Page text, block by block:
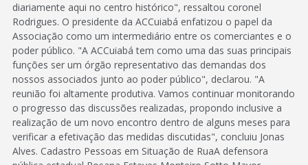
diariamente aqui no centro histórico", ressaltou coronel
Rodrigues. O presidente da ACCuiabá enfatizou o papel da
Associação como um intermediário entre os comerciantes e o
poder público. "A ACCuiabá tem como uma das suas principais
funções ser um órgão representativo das demandas dos
nossos associados junto ao poder público", declarou. "A
reunião foi altamente produtiva. Vamos continuar monitorando
o progresso das discussões realizadas, propondo inclusive a
realização de um novo encontro dentro de alguns meses para
verificar a efetivação das medidas discutidas", concluiu Jonas
Alves. Cadastro Pessoas em Situação de RuaA defensora